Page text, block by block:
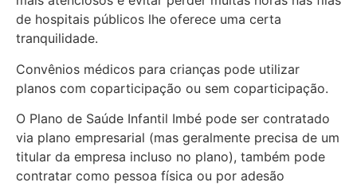
de hospitais públicos lhe oferece uma certa
tranquilidade.
Convênios médicos para crianças pode utilizar
planos com coparticipação ou sem coparticipação.
O Plano de Saúde Infantil Imbé pode ser contratado
via plano empresarial (mas geralmente precisa de um
titular da empresa incluso no plano), também pode
contratar como pessoa física ou por adesão